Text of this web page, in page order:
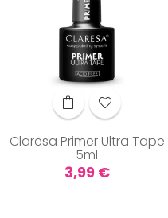
Claresa Primer Ultra Tape
5ml
Preis
3,99 €